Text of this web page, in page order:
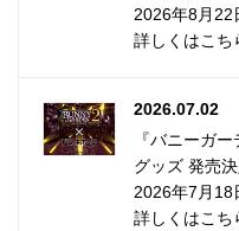
2026年8月22
詳しくはこち
2026.07.02
『バニーガ
グッズ 発売決
2026年7月18
詳しくはこち